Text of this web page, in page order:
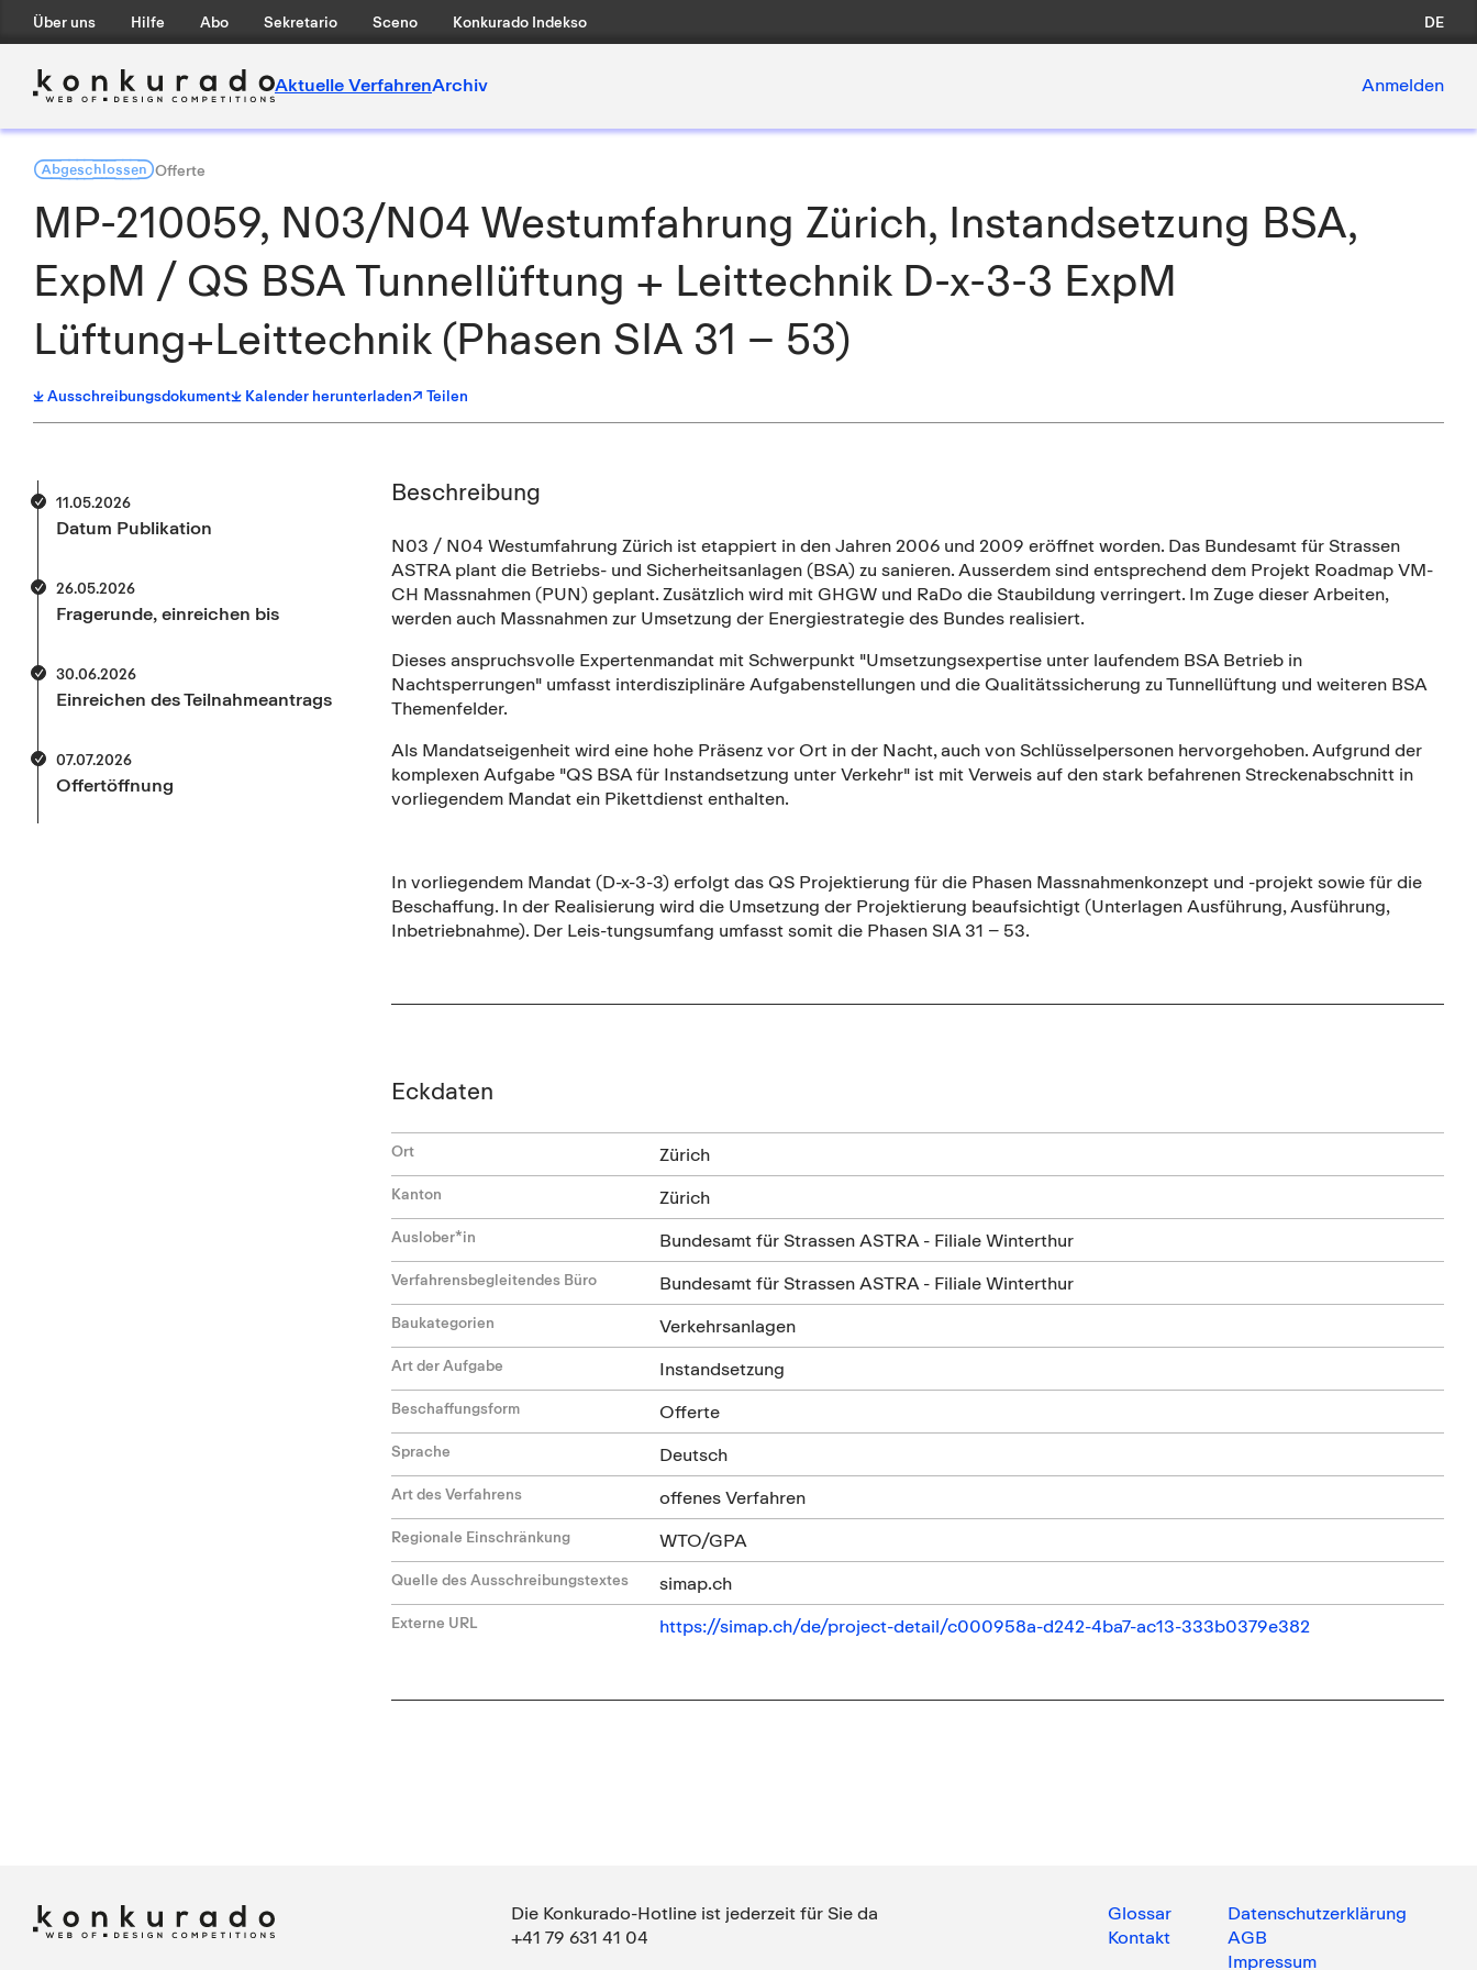
Über uns Hilfe Abo Sekretario Sceno Konkurado Indekso DE
Aktuelle VerfahrenArchiv Anmelden
AbgeschlossenOfferte
MP-210059, N03/N04 Westumfahrung Zürich, Instandsetzung BSA,
ExpM / QS BSA Tunnellüftung + Leittechnik D-x-3-3 ExpM
Lüftung+Leittechnik (Phasen SIA 31 – 53)
Ausschreibungsdokument Kalender herunterladen↗ Teilen
11.05.2026
Datum Publikation
26.05.2026
Fragerunde, einreichen bis
30.06.2026
Einreichen des Teilnahmeantrags
07.07.2026
Offertöffnung
Beschreibung
N03 / N04 Westumfahrung Zürich ist etappiert in den Jahren 2006 und 2009 eröffnet worden. Das Bundesamt für Strassen
ASTRA plant die Betriebs- und Sicherheitsanlagen (BSA) zu sanieren. Ausserdem sind entsprechend dem Projekt Roadmap VM-
CH Massnahmen (PUN) geplant. Zusätzlich wird mit GHGW und RaDo die Staubildung verringert. Im Zuge dieser Arbeiten,
werden auch Massnahmen zur Umsetzung der Energiestrategie des Bundes realisiert.
Dieses anspruchsvolle Expertenmandat mit Schwerpunkt "Umsetzungsexpertise unter laufendem BSA Betrieb in
Nachtsperrungen" umfasst interdisziplinäre Aufgabenstellungen und die Qualitätssicherung zu Tunnellüftung und weiteren BSA
Themenfelder.
Als Mandatseigenheit wird eine hohe Präsenz vor Ort in der Nacht, auch von Schlüsselpersonen hervorgehoben. Aufgrund der
komplexen Aufgabe "QS BSA für Instandsetzung unter Verkehr" ist mit Verweis auf den stark befahrenen Streckenabschnitt in
vorliegendem Mandat ein Pikettdienst enthalten.
In vorliegendem Mandat (D-x-3-3) erfolgt das QS Projektierung für die Phasen Massnahmenkonzept und -projekt sowie für die
Beschaffung. In der Realisierung wird die Umsetzung der Projektierung beaufsichtigt (Unterlagen Ausführung, Ausführung,
Inbetriebnahme). Der Leis-tungsumfang umfasst somit die Phasen SIA 31 – 53.
Eckdaten
Ort Zürich
Kanton Zürich
Auslober*in Bundesamt für Strassen ASTRA - Filiale Winterthur
Verfahrensbegleitendes Büro Bundesamt für Strassen ASTRA - Filiale Winterthur
Baukategorien Verkehrsanlagen
Art der Aufgabe Instandsetzung
Beschaffungsform Offerte
Sprache Deutsch
Art des Verfahrens offenes Verfahren
Regionale Einschränkung WTO/GPA
Quelle des Ausschreibungstextes simap.ch
Externe URL https://simap.ch/de/project-detail/c000958a-d242-4ba7-ac13-333b0379e382
Die Konkurado-Hotline ist jederzeit für Sie da
+41 79 631 41 04
Glossar
Kontakt
Datenschutzerklärung
AGB
Impressum